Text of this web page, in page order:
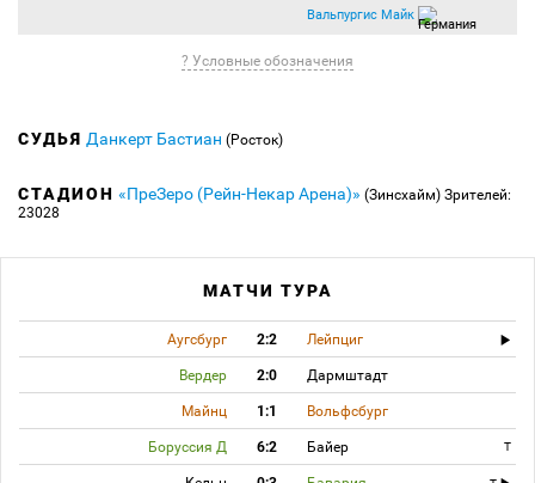
Вальпургис Майк
? Условные обозначения
СУДЬЯ Данкерт Бастиан (Росток)
СТАДИОН «ПреЗеро (Рейн-Некар Арена)» (Зинсхайм) Зрителей:
23028
МАТЧИ ТУРА
Аугсбург 2:2 Лейпциг
Вердер 2:0 Дармштадт
Майнц 1:1 Вольфсбург
Боруссия Д 6:2 Байер T